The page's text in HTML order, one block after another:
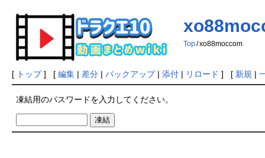
Top /xo88moccom
[ トップ] [ 編集| 差分| バックアップ| 添付| リロード ] [ 新規 |
凍結用のパスワードを入力してください。